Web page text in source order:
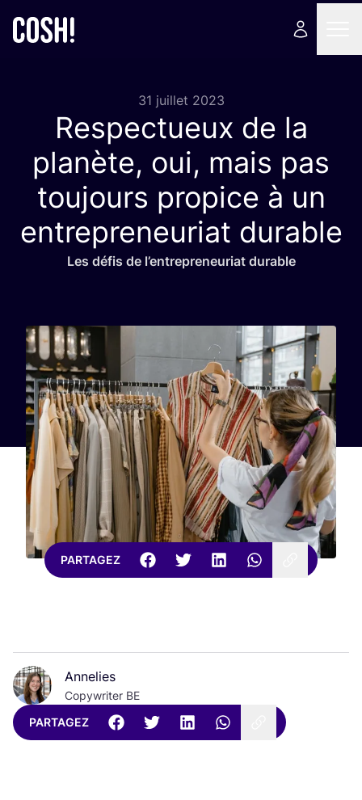
31 juillet 2023
Respectueux de la
planète, oui, mais pas
toujours propice à un
entrepreneuriat durable
Les défis de l’en­tre­pre­neu­riat durable
PARTAGEZ
Annelies
Copywriter BE
PARTAGEZ